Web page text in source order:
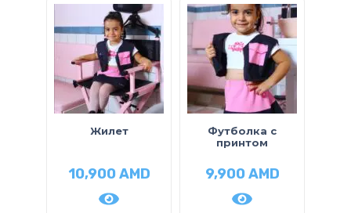
Жилет
10,900AMD
Футболка с
принтом
9,900AMD